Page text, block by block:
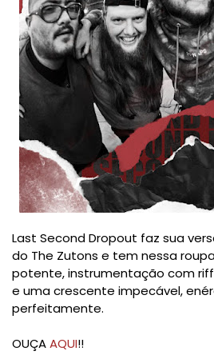
Last Second Dropout faz sua
do The Zutons e tem nessa
potente, instrumentação com
e uma crescente impecável,
perfeitamente.
OUÇAAQUI!!